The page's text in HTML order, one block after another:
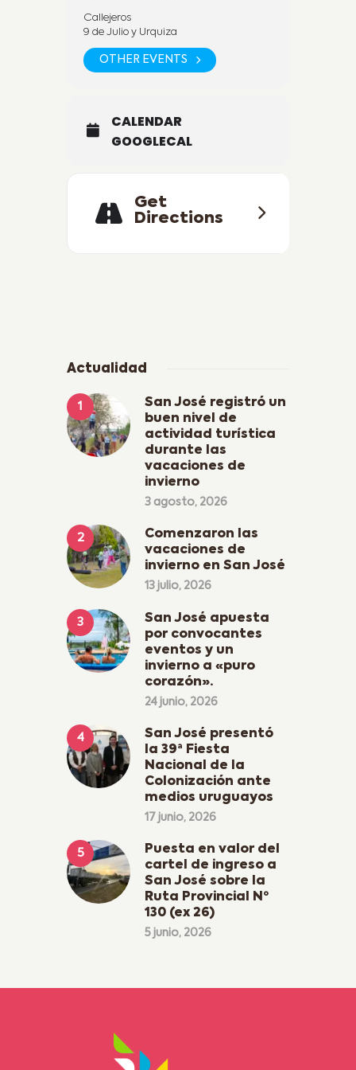
Callejeros
9 de Julio y Urquiza
OTHER EVENTS
CALENDAR
GOOGLECAL
Get
Directions
Actualidad
San José registró un
buen nivel de
actividad turística
durante las
vacaciones de
invierno
3 agosto, 2026
Comenzaron las
vacaciones de
invierno en San José
13 julio, 2026
San José apuesta
por convocantes
eventos y un
invierno a «puro
corazón».
24 junio, 2026
San José presentó
la 39ª Fiesta
Nacional de la
Colonización ante
medios uruguayos
17 junio, 2026
Puesta en valor del
cartel de ingreso a
San José sobre la
Ruta Provincial Nº
130 (ex 26)
5 junio, 2026